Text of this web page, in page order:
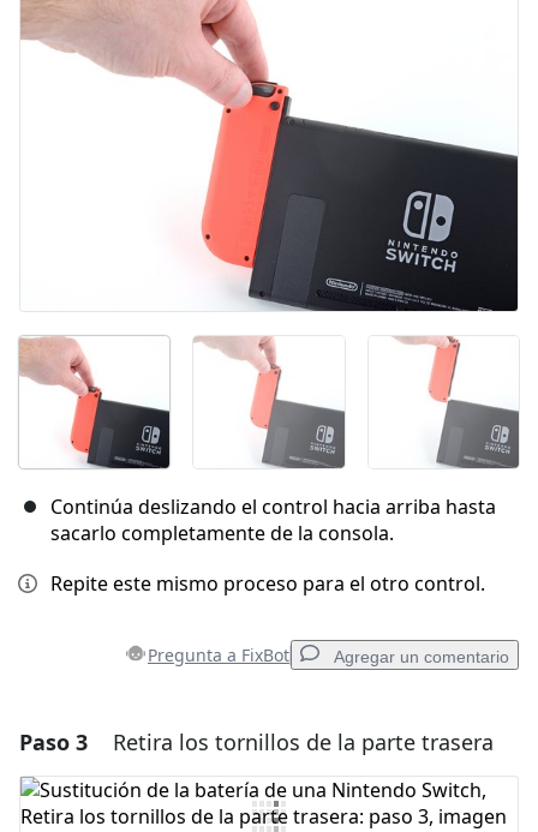
Cancelar
Continúa deslizando el control hacia arriba hasta
sacarlo completamente de la consola.
Repite este mismo proceso para el otro control.
Pregunta a FixBot Agregar un comentario
Agregar un comentario
Agregar Comentario
Paso 3 Retira los tornillos de la parte trasera